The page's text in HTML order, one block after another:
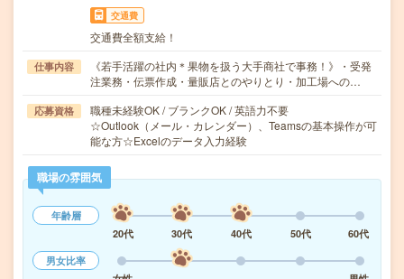
交通費
交通費全額支給！
仕事内容
《若手活躍の社内＊果物を扱う大手商社で事務！》・受発
注業務・伝票作成・量販店とのやりとり・加工場への…
応募資格
職種未経験OK / ブランクOK / 英語力不要
☆Outlook（メール・カレンダー）、Teamsの基本操作が可
能な方☆Excelのデータ入力経験
職場の雰囲気
年齢層
20代
30代 40代 50代
60代
男女比率